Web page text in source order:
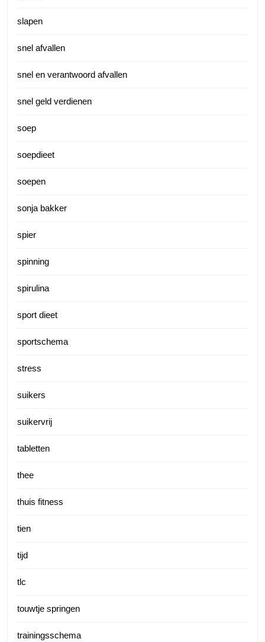
slapen
snel afvallen
snel en verantwoord afvallen
snel geld verdienen
soep
soepdieet
soepen
sonja bakker
spier
spinning
spirulina
sport dieet
sportschema
stress
suikers
suikervrij
tabletten
thee
thuis fitness
tien
tijd
tlc
touwtje springen
trainingsschema